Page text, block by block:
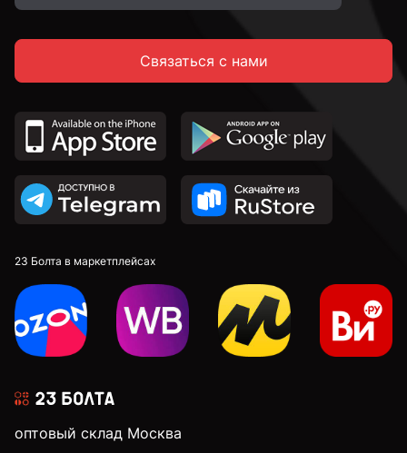
Связаться с нами
23 Болта в маркетплейсах
оптовый склад Москва